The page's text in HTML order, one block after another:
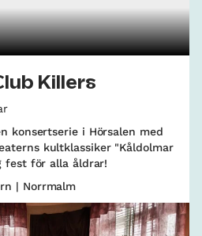
Killers
konsertserie i Hörsalen med
kultklassiker "Kåldolmar
fest för alla åldrar!
| Norrmalm